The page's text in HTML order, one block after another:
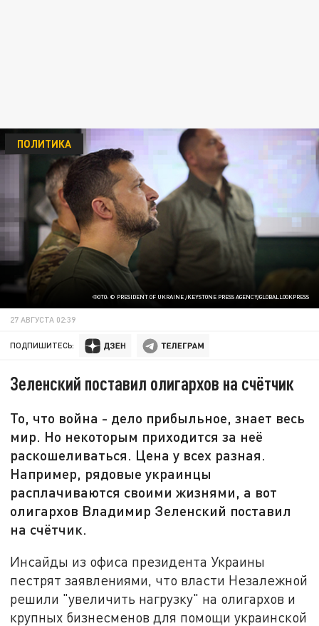
ФОТО: © PRESIDENT OF UKRAINE /KEYSTONE PRESS AGENCY/GLOBALLOOKPRESS
ПОЛИТИКА
27 АВГУСТА 02:39
ПОДПИШИТЕСЬ:
Зеленский поставил олигархов на счётчик
То, что война - дело прибыльное, знает весь
мир. Но некоторым приходится за неё
раскошеливаться. Цена у всех разная.
Например, рядовые украинцы
расплачиваются своими жизнями, а вот
олигархов Владимир Зеленский поставил
на счётчик.
Инсайды из офиса президента Украины
пестрят заявлениями, что власти Незалежной
решили "увеличить нагрузку" на олигархов и
крупных бизнесменов для помощи украинской